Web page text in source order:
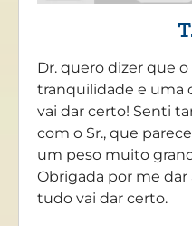
Dr. quero dizer que
tranquilidade e uma
vai dar certo! Senti
com o Sr., que
um peso muito
Obrigada por me dar
tudo vai dar certo.